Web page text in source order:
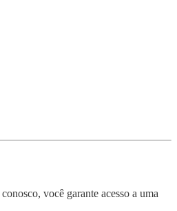
conosco, você garante acesso a uma